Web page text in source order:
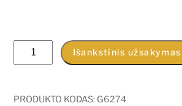
produkto
kiekis:
LED
Išankstinis užsakymas
PRODUKTO KODAS: G6274